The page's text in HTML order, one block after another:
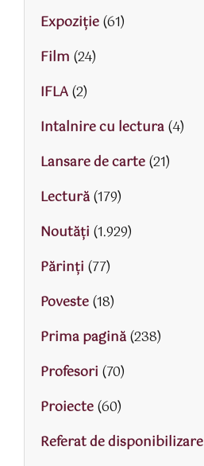
Expoziție(61)
Film (24)
IFLA(2)
Intalnire cu lectura(4)
Lansare de carte(21)
Lectură(179)
Noutăți (1.929)
Părinţi (77)
Poveste(18)
Prima pagină(238)
Profesori (70)
Proiecte(60)
Referat de disponibilizare